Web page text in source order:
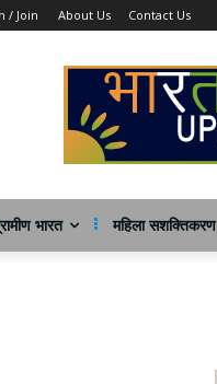
/ Join About Us Contact Us
भारत महिला सशक्तिकरण